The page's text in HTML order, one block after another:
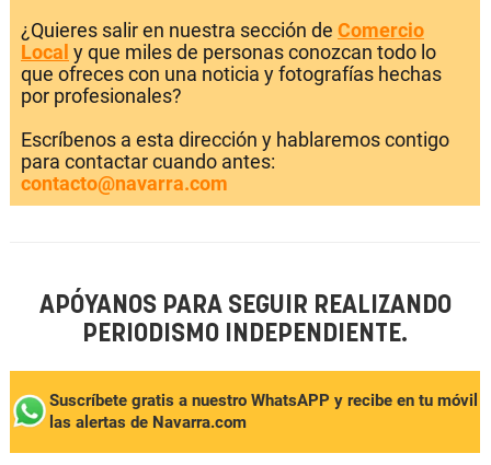
¿Quieres salir en nuestra sección de Comercio
Local y que miles de personas conozcan todo lo
que ofreces con una noticia y fotografías hechas
por profesionales?
Escríbenos a esta dirección y hablaremos contigo
para contactar cuando antes:
contacto@navarra.com
APÓYANOS PARA SEGUIR REALIZANDO
PERIODISMO INDEPENDIENTE.
Suscríbete gratis a nuestro WhatsAPP y recibe en tu móvil
las alertas de Navarra.com